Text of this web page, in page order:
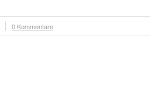
0 Kommentare